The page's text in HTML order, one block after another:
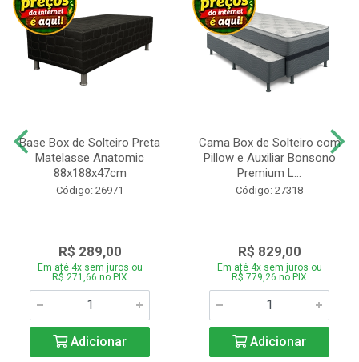
Base Box de Solteiro Preta
Matelasse Anatomic
88x188x47cm
Código: 26971
R$ 289,00
Em até 4x sem juros ou
R$ 271,66 no PIX
Adicionar
Cama Box de Solteiro com
Pillow e Auxiliar Bonsono
Premium L...
Código: 27318
R$ 829,00
Em até 4x sem juros ou
R$ 779,26 no PIX
Adicionar